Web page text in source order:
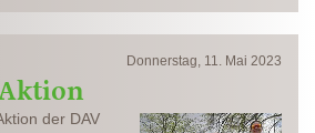
Donnerstag, 11. Mai 2023
der DAV